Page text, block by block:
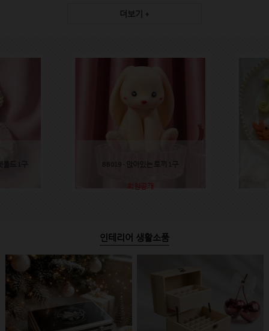
더보기 +
드 1구 BB019 - 앉아있는 토끼 1구
회원공개
인테리어 생활소품